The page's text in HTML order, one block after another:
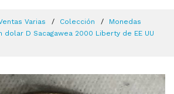
Varias Colección
Monedas
dolar D Sacagawea 2000 Liberty de EE UU